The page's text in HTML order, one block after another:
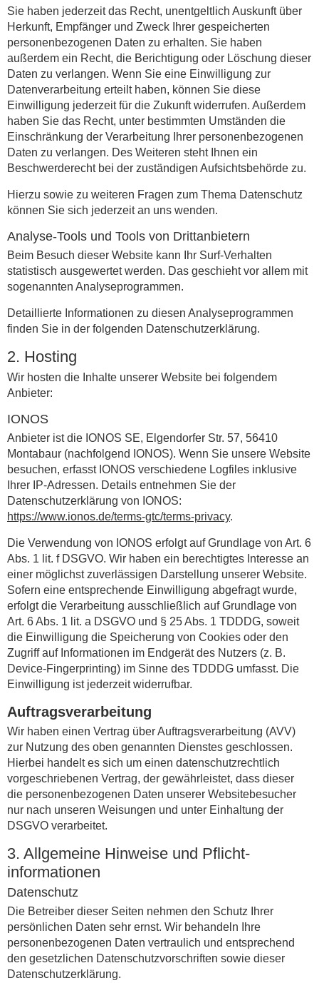
Sie haben jederzeit das Recht, unentgeltlich Auskunft über
Herkunft, Empfänger und Zweck Ihrer gespeicherten
personenbezogenen Daten zu erhalten. Sie haben
außerdem ein Recht, die Berichtigung oder Löschung dieser
Daten zu verlangen. Wenn Sie eine Einwilligung zur
Datenverarbeitung erteilt haben, können Sie diese
Einwilligung jederzeit für die Zukunft widerrufen. Außerdem
haben Sie das Recht, unter bestimmten Umständen die
Einschränkung der Verarbeitung Ihrer personenbezogenen
Daten zu verlangen. Des Weiteren steht Ihnen ein
Beschwerderecht bei der zuständigen Aufsichtsbehörde zu.
Hierzu sowie zu weiteren Fragen zum Thema Datenschutz
können Sie sich jederzeit an uns wenden.
Analyse-Tools und Tools von Dritt­anbietern
Beim Besuch dieser Website kann Ihr Surf-Verhalten
statistisch ausgewertet werden. Das geschieht vor allem mit
sogenannten Analyseprogrammen.
Detaillierte Informationen zu diesen Analyseprogrammen
finden Sie in der folgenden Datenschutzerklärung.
2. Hosting
Wir hosten die Inhalte unserer Website bei folgendem
Anbieter:
IONOS
Anbieter ist die IONOS SE, Elgendorfer Str. 57, 56410
Montabaur (nachfolgend IONOS). Wenn Sie unsere Website
besuchen, erfasst IONOS verschiedene Logfiles inklusive
Ihrer IP-Adressen. Details entnehmen Sie der
Datenschutzerklärung von IONOS:
https://www.ionos.de/terms-gtc/terms-privacy.
Die Verwendung von IONOS erfolgt auf Grundlage von Art. 6
Abs. 1 lit. f DSGVO. Wir haben ein berechtigtes Interesse an
einer möglichst zuverlässigen Darstellung unserer Website.
Sofern eine entsprechende Einwilligung abgefragt wurde,
erfolgt die Verarbeitung ausschließlich auf Grundlage von
Art. 6 Abs. 1 lit. a DSGVO und § 25 Abs. 1 TDDDG, soweit
die Einwilligung die Speicherung von Cookies oder den
Zugriff auf Informationen im Endgerät des Nutzers (z. B.
Device-Fingerprinting) im Sinne des TDDDG umfasst. Die
Einwilligung ist jederzeit widerrufbar.
Auftragsverarbeitung
Wir haben einen Vertrag über Auftragsverarbeitung (AVV)
zur Nutzung des oben genannten Dienstes geschlossen.
Hierbei handelt es sich um einen datenschutzrechtlich
vorgeschriebenen Vertrag, der gewährleistet, dass dieser
die personenbezogenen Daten unserer Websitebesucher
nur nach unseren Weisungen und unter Einhaltung der
DSGVO verarbeitet.
3. Allgemeine Hinweise und Pflicht­
informationen
Datenschutz
Die Betreiber dieser Seiten nehmen den Schutz Ihrer
persönlichen Daten sehr ernst. Wir behandeln Ihre
personenbezogenen Daten vertraulich und entsprechend
den gesetzlichen Datenschutzvorschriften sowie dieser
Datenschutzerklärung.